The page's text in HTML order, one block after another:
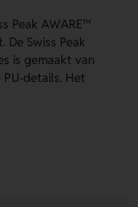
Peak AWARE™
De Swiss Peak
is gemaakt van
details. Het
Bestel of vraag